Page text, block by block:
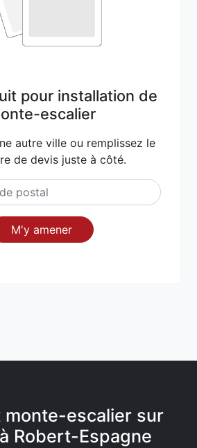
pour installation de
escalier
autre ville ou remplissez le
de devis juste à côté.
M'y amener
monte-escalier sur
Robert-Espagne